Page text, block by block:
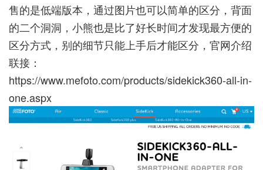
售的是低端版本，通过图片也可以简单的区分，背面
的二个洞洞，小熊也是比了好长时间才发现最方便的
区分方式，别的细节只能上手后才能区分，官网介绍
联接：
https://www.mefoto.com/products/sidekick360-all-in-
one.aspx